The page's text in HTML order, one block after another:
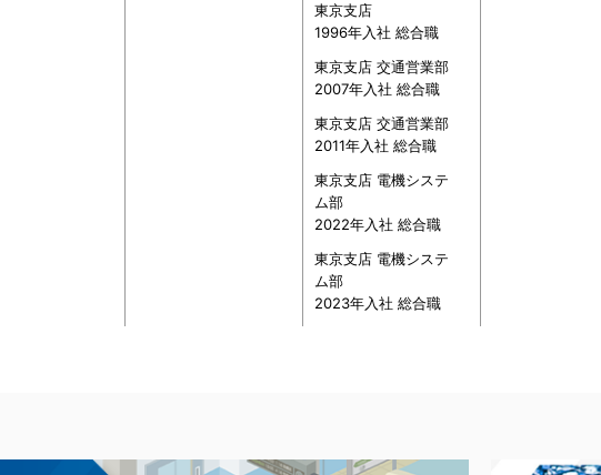
東京支店
1996年入社 総合職
東京支店 交通営業部
2007年入社 総合職
東京支店 交通営業部
2011年入社 総合職
東京支店 電機システ
ム部
2022年入社 総合職
東京支店 電機システ
ム部
2023年入社 総合職